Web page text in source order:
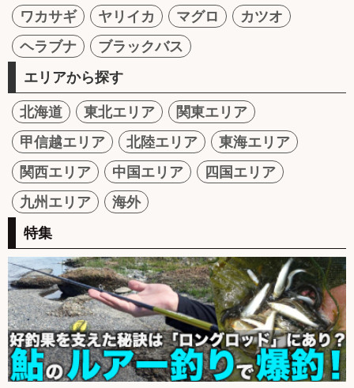
ワカサギ
ヤリイカ マグロ
カツオ
ヘラブナ
ブラックバス
エリアから探す
北海道 東北エリア
関東エリア
甲信越エリア
北陸エリア
東海エリア
関西エリア
中国エリア
四国エリア
九州エリア
海外
特集